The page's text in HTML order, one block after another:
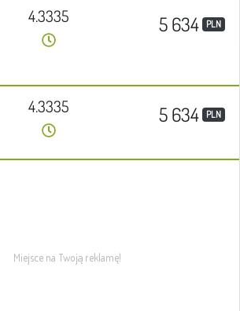
4.3335 5 634 PLN
4.3335 5 634 PLN